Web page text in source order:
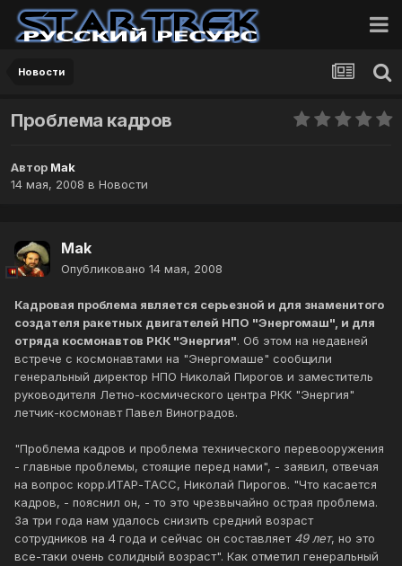
Новости
Проблема кадров
Автор Mak
14 мая, 2008 в Новости
Mak
Опубликовано 14 мая, 2008
Кадровая проблема является серьезной и для знаменитого
создателя ракетных двигателей НПО "Энергомаш", и для
отряда космонавтов РКК "Энергия". Об этом на недавней
встрече с космонавтами на "Энергомаше" сообщили
генеральный директор НПО Николай Пирогов и заместитель
руководителя Летно-космического центра РКК "Энергия"
летчик-космонавт Павел Виноградов.
"Проблема кадров и проблема технического перевооружения
- главные проблемы, стоящие перед нами", - заявил, отвечая
на вопрос корр.ИТАР-ТАСС, Николай Пирогов. "Что касается
кадров, - пояснил он, - то это чрезвычайно острая проблема.
За три года нам удалось снизить средний возраст
сотрудников на 4 года и сейчас он составляет 49 лет, но это
все-таки очень солидный возраст". Как отметил генеральный